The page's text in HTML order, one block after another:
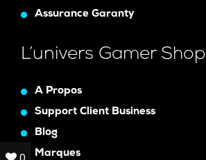
Assurance Garanty
L’univers Gamer Shop
A Propos
Support Client Business
Blog
Marques